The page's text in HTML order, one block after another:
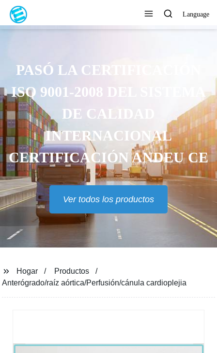
Language
PASÓ LA CERTIFICACIÓN
ISO 9001-2008 DEL SISTEMA
DE CALIDAD
INTERNACIONAL
CERTIFICACIÓN ANDEU CE
Ver todos los productos
Hogar
Productos
Anterógrado/raíz aórtica/Perfusión/cánula cardioplejia